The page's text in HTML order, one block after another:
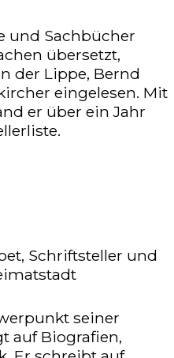
und Sachbücher
übersetzt,
der Lippe, Bernd
eingelesen. Mit
er über ein Jahr
seiner
auf Biografien,